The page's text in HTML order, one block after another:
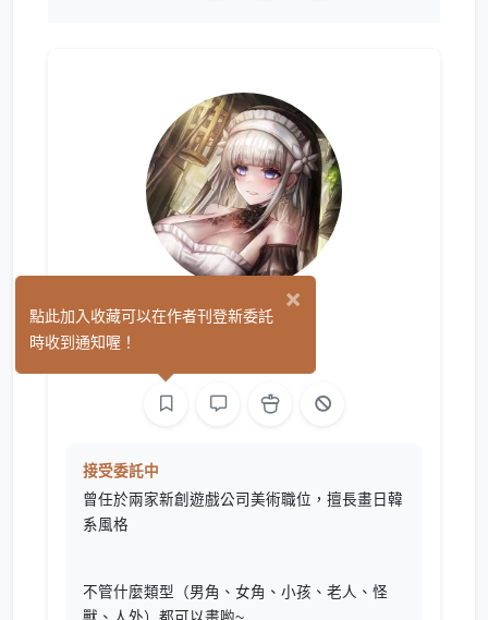
紫藤 月
接受委託中
曾任於兩家新創遊戲公司美術職位，擅長畫日韓
系風格
不管什麼類型（男角、女角、小孩、老人、怪
×
點此加入收藏可以在作者刊登新委託
時收到通知喔！